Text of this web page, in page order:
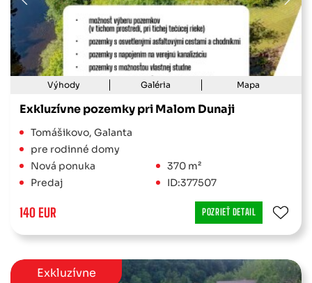
Výhody Galéria Mapa
Exkluzívne pozemky pri Malom Dunaji
Tomášikovo, Galanta
pre rodinné domy
Nová ponuka
370 m²
Predaj
ID:377507
140 EUR POZRIEŤ DETAIL
Exkluzívne